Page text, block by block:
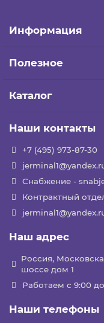
Информация
Полезное
Каталог
Наши контакты
+7 (495) 973-87-30
Снабжение -
Контрактный
Наш адрес
Россия,
шоссе дом 1
Работаем с 9:00
Наши телефоны